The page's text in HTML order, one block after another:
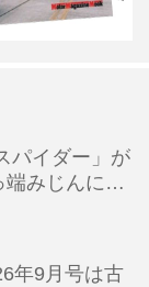
パイダー」が
みじんにな
年9月号は古